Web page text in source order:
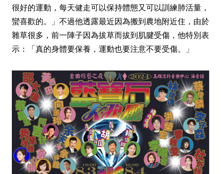
很好的運動，每天健走可以保持體態又可以訓練肺活量，
蠻喜歡的。」不過他透露最近因為搬到農地附近住，由於
雜草很多，前一陣子因為拔草而拔到肌腱受傷，他特別表
示：「真的身體要保養，運動也要注意不要受傷。」